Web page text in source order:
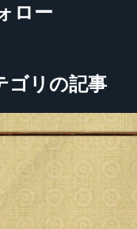
ロー
ゴリの記事